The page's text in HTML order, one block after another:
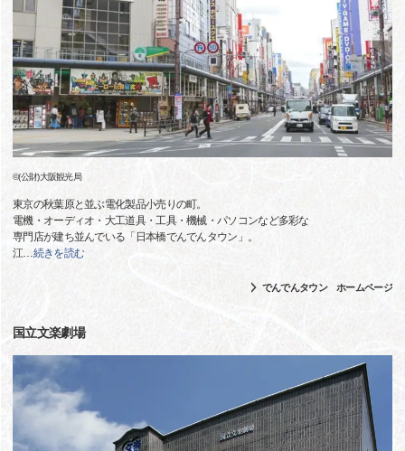
©(公財)大阪観光局
東京の秋葉原と並ぶ電化製品小売りの町。
電機・オーディオ・大工道具・工具・機械・パソコンなど多彩な
専門店が建ち並んでいる「日本橋でんでんタウン」。
江…続きを読む
でんでんタウン ホームページ
国立文楽劇場